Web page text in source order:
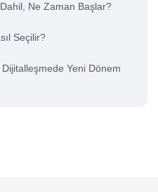
Ne Zaman Başlar?
Seçilir?
Yeni Dönem